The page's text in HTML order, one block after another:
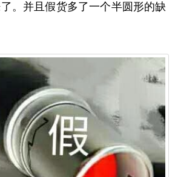
。并且假货多了一个半圆形的缺